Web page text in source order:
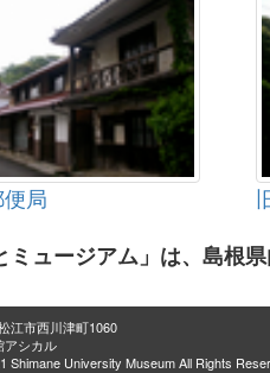
局
ミュージアム」は、島根
江市西川津町1060
アシカル
Shimane University Museum All Rights